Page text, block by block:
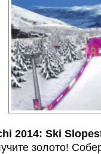
2014: Ski
золото!